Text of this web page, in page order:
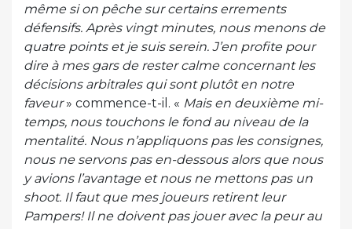
même si on pêche sur certains errements
défensifs. Après vingt minutes, nous menons de
quatre points et je suis serein. J’en profite pour
dire à mes gars de rester calme concernant les
décisions arbitrales qui sont plutôt en notre
faveur» commence-t-il. « Mais en deuxième mi-
temps, nous touchons le fond au niveau de la
mentalité. Nous n’appliquons pas les consignes,
nous ne servons pas en-dessous alors que nous
y avions l’avantage et nous ne mettons pas un
shoot. Il faut que mes joueurs retirent leur
Pampers! Il ne doivent pas jouer avec la peur au